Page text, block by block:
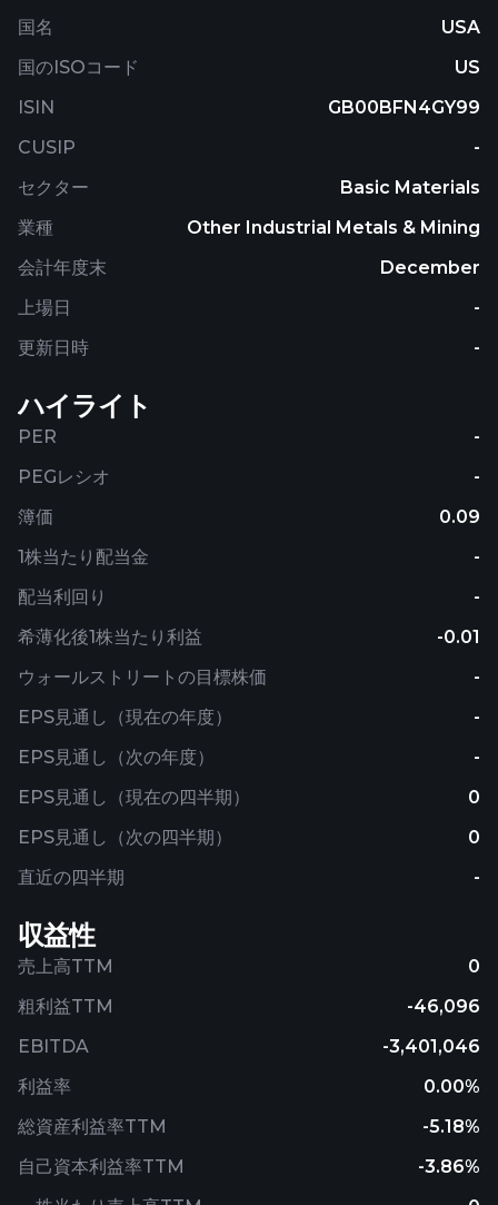
国名
USA
国のISOコード
US
ISIN
GB00BFN4GY99
CUSIP
-
セクター
Basic Materials
業種
Other Industrial Metals & Mining
会計年度末
December
上場日
-
更新日時
-
ハイライト
PER
-
PEGレシオ
-
簿価
0.09
1株当たり配当金
-
配当利回り
-
希薄化後1株当たり利益
-0.01
ウォールストリートの目標株価
-
EPS見通し（現在の年度）
-
EPS見通し（次の年度）
-
EPS見通し（現在の四半期）
0
EPS見通し（次の四半期）
0
直近の四半期
-
収益性
売上高TTM
0
粗利益TTM
-46,096
EBITDA
-3,401,046
利益率
0.00%
総資産利益率TTM
-5.18%
自己資本利益率TTM
-3.86%